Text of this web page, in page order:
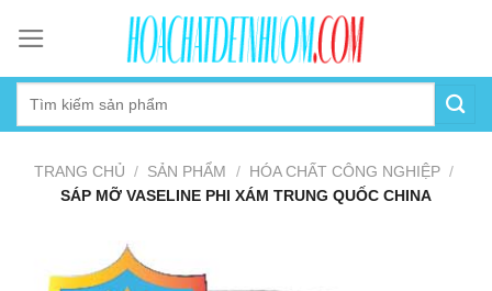
content
TRANG CHỦ / SẢN PHẨM / HÓA CHẤT CÔNG NGHIỆP /
SÁP MỠ VASELINE PHI XÁM TRUNG QUỐC CHINA